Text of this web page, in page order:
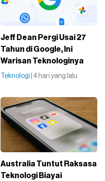
Jeff Dean Pergi Usai 27
Tahun di Google, Ini
Warisan Teknologinya
Teknologi | 4 hari yang lalu
Australia Tuntut Raksasa
Teknologi Biayai